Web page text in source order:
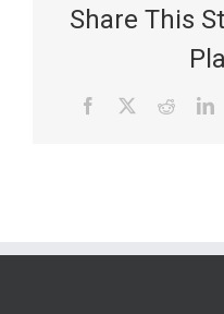
Share This
Facebook Reddit